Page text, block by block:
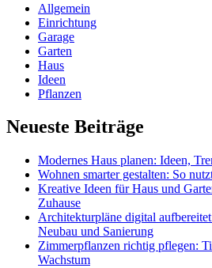
Allgemein
Einrichtung
Garage
Garten
Haus
Ideen
Pflanzen
Neueste Beiträge
Modernes Haus planen: Ideen,
Wohnen smarter gestalten: So
Kreative Ideen für Haus und
Zuhause
Architekturpläne digital
Neubau und Sanierung
Zimmerpflanzen richtig pflegen:
Wachstum